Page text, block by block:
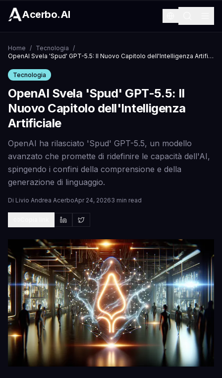
Acerbo.AI
Home / Tecnologia /
OpenAI Svela 'Spud' GPT-5.5: Il Nuovo Capitolo dell'Intelligenza Artificiale
Tecnologia
OpenAI Svela 'Spud' GPT-5.5: Il
Nuovo Capitolo dell'Intelligenza
Artificiale
OpenAI ha rilasciato 'Spud' GPT-5.5, un modello
avanzato che promette di ridefinire le capacità dell'AI,
spingendo i confini della comprensione e della
generazione di linguaggio.
Di Livio Andrea AcerboApr 24, 20263 min read